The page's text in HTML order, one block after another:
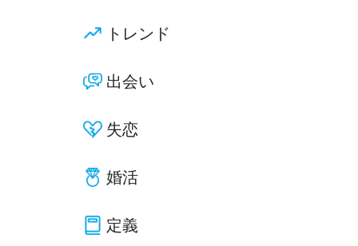
トレンド
出会い
失恋
婚活
定義